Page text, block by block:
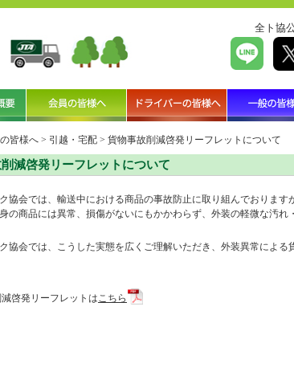
全ト協
皆様へ > 引越・宅配 > 貨物事故削減啓発リーフレットについて
減啓発リーフレットについて
協会では、輸送中における商品の事故防止に取り組んでおりま
の商品には異常、損傷がないにもかかわらず、外装の軽微な汚
協会では、こうした実態を広くご理解いただき、外装異常による
啓発リーフレットはこちら